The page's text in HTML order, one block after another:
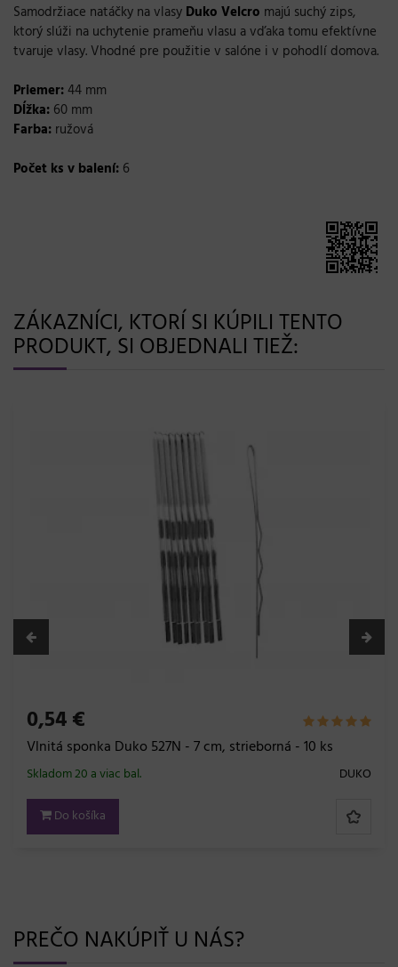
Samodržiace natáčky navlasy Duko Velcro majú suchý zips,
ktorý slúži na uchytenie prameňu vlasu avďakatomu efektívne
tvaruje vlasy. Vhodné pre použitie v salóne i v pohodlí domova.
Priemer:44 mm
Dĺžka: 60 mm
Farba: ružová
Počet ks v balení: 6
ZÁKAZNÍCI, KTORÍ SI KÚPILI TENTO
PRODUKT, SI OBJEDNALI TIEŽ:
0,54 €
Vlnitá sponka Duko 527N - 7 cm, strieborná - 10 ks
DUKO
Skladom 20 a viac bal.
Do košíka
PREČO NAKÚPIŤ U NÁS?